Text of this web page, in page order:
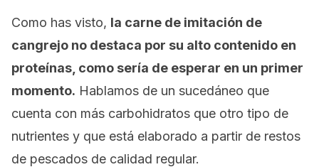
Como has visto, la carne de imitación de
cangrejo no destaca por su alto contenido en
proteínas, como sería de esperar en un primer
momento. Hablamos de un sucedáneo que
cuenta con más carbohidratos que otro tipo de
nutrientes y que está elaborado a partir de restos
de pescados de calidad regular.